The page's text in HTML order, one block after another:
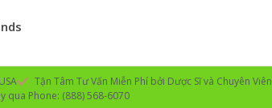
Tận Tâm Tư Vấn Miễn Phí bởi Dược Sĩ và Chuyên Viên
qua Phone: (888) 568-6070